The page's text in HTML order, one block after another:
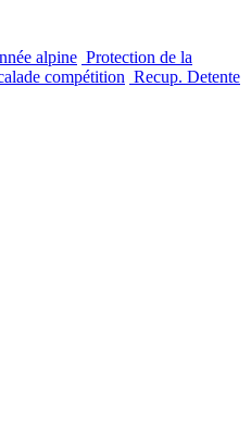
alpine Protection de la
compétition Recup. Detente